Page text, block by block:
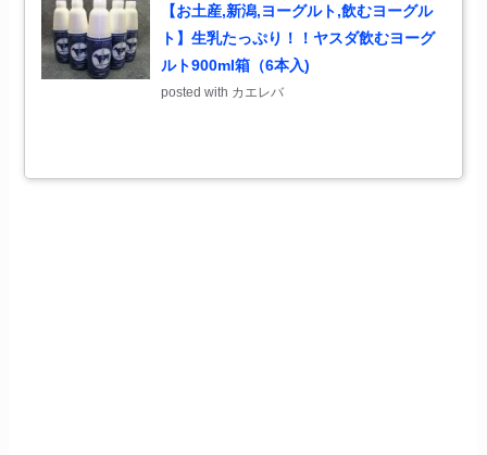
【お土産,新潟,ヨーグルト,飲むヨーグル
ト】生乳たっぷり！！ヤスダ飲むヨーグ
ルト900ml箱（6本入)
posted with カエレバ